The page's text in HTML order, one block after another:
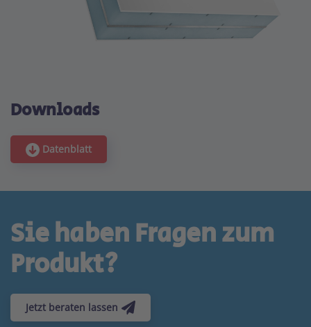
Downloads
Datenblatt
Sie haben Fragen zum
Produkt?
Jetzt beraten lassen